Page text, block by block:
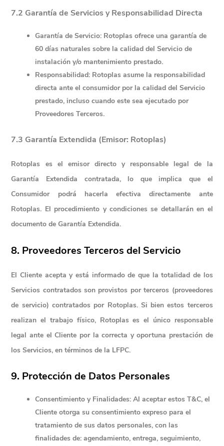
7.2 Garantía de Servicios y Responsabilidad Directa
Garantía de Servicio: Rotoplas ofrece una garantía de
60 días naturales sobre la calidad del Servicio de
instalación y/o mantenimiento prestado.
Responsabilidad: Rotoplas asume la responsabilidad
directa ante el consumidor por la calidad del Servicio
prestado, incluso cuando este sea ejecutado por
Proveedores Terceros.
7.3 Garantía Extendida (Emisor: Rotoplas)
Rotoplas es el emisor directo y responsable legal de la
Garantía Extendida contratada, lo que implica que el
Consumidor podrá hacerla efectiva directamente ante
Rotoplas. El procedimiento y condiciones se detallarán en el
documento de Garantía Extendida.
8. Proveedores Terceros del Servicio
El Cliente acepta y está informado de que la totalidad de los
Servicios contratados son provistos por terceros (proveedores
de servicio) contratados por Rotoplas. Si bien estos terceros
realizan el trabajo físico, Rotoplas es el único responsable
legal ante el Cliente por la correcta y oportuna prestación de
los Servicios, en términos de la LFPC.
9. Protección de Datos Personales
Consentimiento y Finalidades: Al aceptar estos T&C, el
Cliente otorga su consentimiento expreso para el
tratamiento de sus datos personales, con las
finalidades de: agendamiento, entrega, seguimiento,